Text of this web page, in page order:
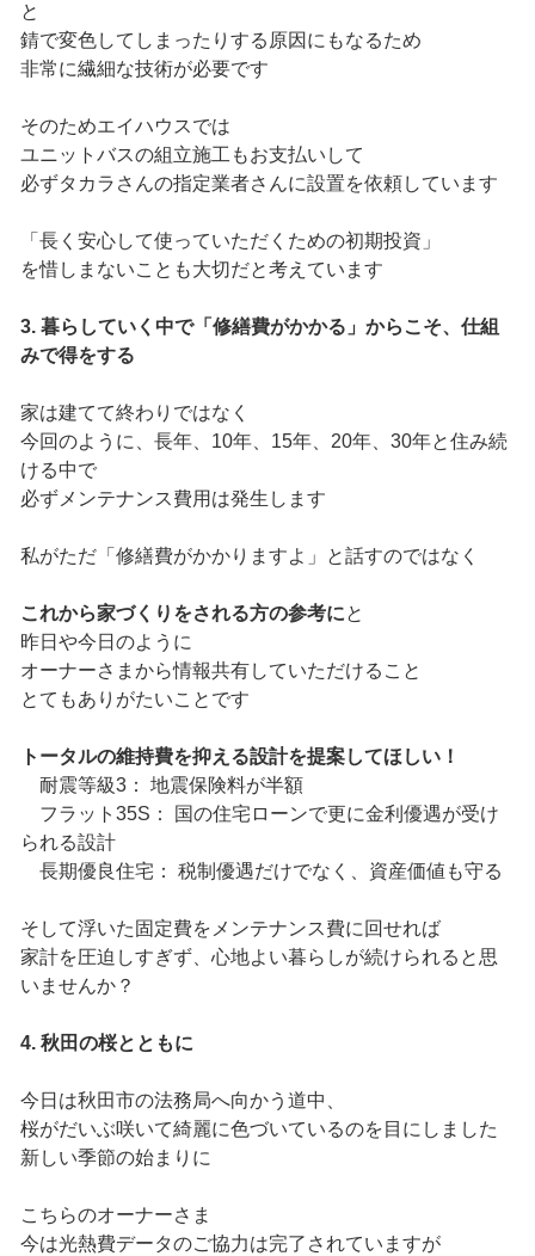
と
錆で変色してしまったりする原因にもなるため
非常に繊細な技術が必要です
そのためエイハウスでは
ユニットバスの組立施工もお支払いして
必ずタカラさんの指定業者さんに設置を依頼しています
「長く安心して使っていただくための初期投資」
を惜しまないことも大切だと考えています
3. 暮らしていく中で「修繕費がかかる」からこそ、仕組
みで得をする
家は建てて終わりではなく
今回のように、長年、10年、15年、20年、30年と住み続
ける中で
必ずメンテナンス費用は発生します
私がただ「修繕費がかかりますよ」と話すのではなく
これから家づくりをされる方の参考にと
昨日や今日のように
オーナーさまから情報共有していただけること
とてもありがたいことです
トータルの維持費を抑える設計を提案してほしい！
耐震等級3： 地震保険料が半額
フラット35S： 国の住宅ローンで更に金利優遇が受け
られる設計
長期優良住宅： 税制優遇だけでなく、資産価値も守る
そして浮いた固定費をメンテナンス費に回せれば
家計を圧迫しすぎず、心地よい暮らしが続けられると思
いませんか？
4. 秋田の桜とともに
今日は秋田市の法務局へ向かう道中、
桜がだいぶ咲いて綺麗に色づいているのを目にしました
新しい季節の始まりに
こちらのオーナーさま
今は光熱費データのご協力は完了されていますが